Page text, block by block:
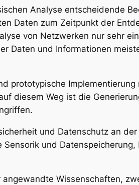
Analyse entscheidende
Daten zum Zeitpunkt der
von Netzwerken nur sehr
Daten und Informationen
prototypische
diesem Weg ist die
und Datenschutz an
und
Wissenschaften,